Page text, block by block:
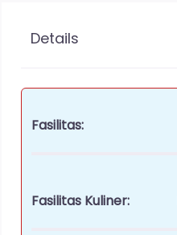
Details
Fasilitas:
Fasilitas Kuliner: